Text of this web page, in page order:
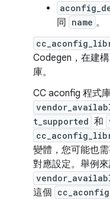
同
name 。
Codegen，在建
庫。
CC aconfig 程式
t_supported 和
變體，您可能也
對應設定。舉例
這個